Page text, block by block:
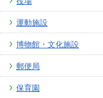
運動施設
博物館・文化施設
郵便局
保育園